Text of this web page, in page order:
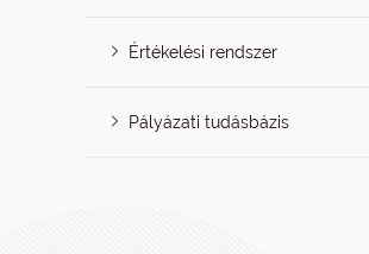
Értékelési rendszer
Pályázati tudásbázis